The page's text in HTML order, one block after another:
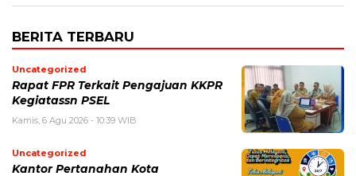
BERITA TERBARU
Uncategorized
Rapat FPR Terkait Pengajuan KKPR
Kegiatassn PSEL
Kamis, 6 Agu 2026 - 10:39 WIB
Uncategorized
Kantor Pertanahan Kota